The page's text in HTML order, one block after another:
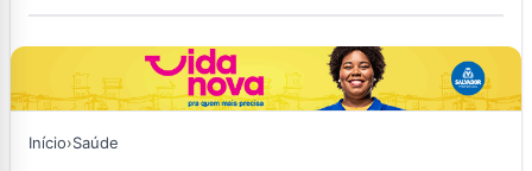
Início›Saúde